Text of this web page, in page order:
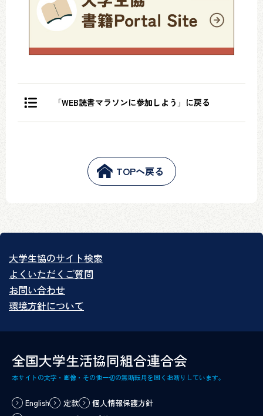
「WEB読書マラソンに参加しよう」に戻る
TOPへ戻る
大学生協のサイト検索
よくいただくご質問
お問い合わせ
環境方針について
English 定款
個人情報保護方針
全国大学生活協同組合連合会
本サイトの文字・画像・その他一切の無断転用を固くお断りしています。